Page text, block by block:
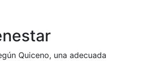
Quiceno, una adecuada